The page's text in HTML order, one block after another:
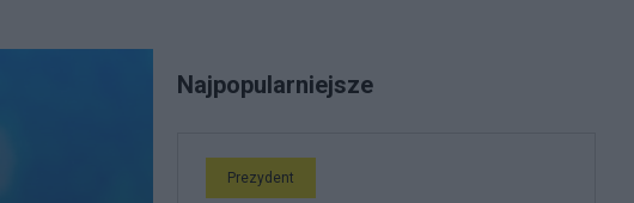
Najpopularniejsze
Prezydent